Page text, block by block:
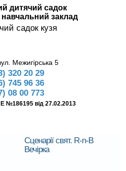
дитячий садок
заклад
Межигірська 5
320 20 29
745 96 36
08 00 773
№186195 від 27.02.2013
Сценарії свят. R-n-B
Вечірка